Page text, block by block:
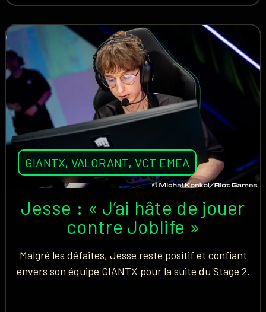
GIANTX, VALORANT, VCT EMEA
Jesse : « J’ai hâte de jouer
contre Joblife »
Malgré les défaites, Jesse reste positif et confiant
envers son équipe GIANTX pour la suite du Stage 2.